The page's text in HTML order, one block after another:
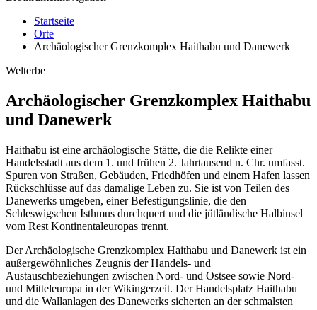
Startseite
Orte
Archäologischer Grenzkomplex Haithabu und Danewerk
Welterbe
Archäologischer Grenzkomplex Haithabu
und Danewerk
Haithabu ist eine archäologische Stätte, die die Relikte einer
Handelsstadt aus dem 1. und frühen 2. Jahrtausend n. Chr. umfasst.
Spuren von Straßen, Gebäuden, Friedhöfen und einem Hafen lassen
Rückschlüsse auf das damalige Leben zu. Sie ist von Teilen des
Danewerks umgeben, einer Befestigungslinie, die den
Schleswigschen Isthmus durchquert und die jütländische Halbinsel
vom Rest Kontinentaleuropas trennt.
Der Archäologische Grenzkomplex Haithabu und Danewerk ist ein
außergewöhnliches Zeugnis der Handels- und
Austauschbeziehungen zwischen Nord- und Ostsee sowie Nord-
und Mitteleuropa in der Wikingerzeit. Der Handelsplatz Haithabu
und die Wallanlagen des Danewerks sicherten an der schmalsten